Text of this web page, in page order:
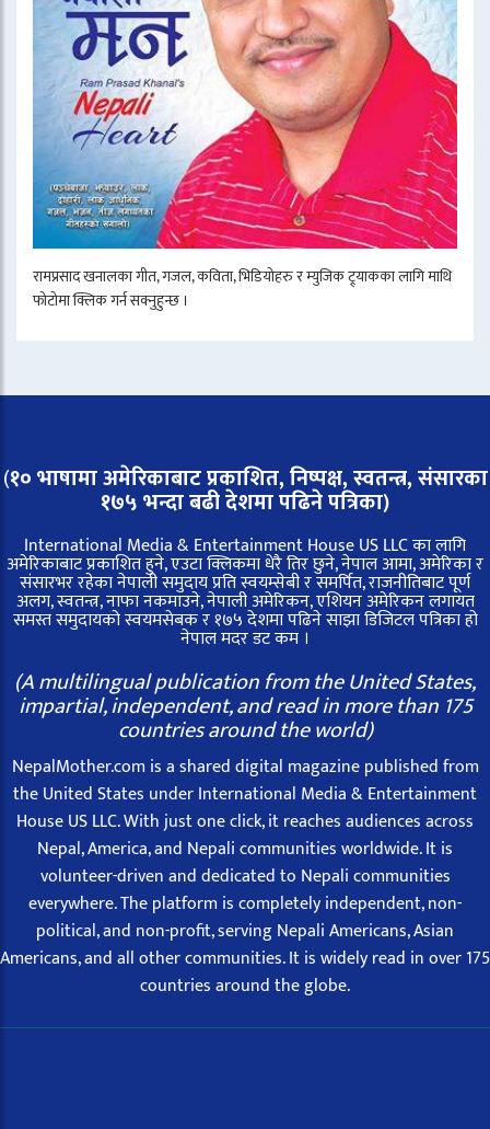
रामप्रसाद खनालका गीत, गजल, कविता, भिडियोहरु र म्युजिक ट्र्याकका लागि माथि
फोटोमा क्लिक गर्न सक्नुहुन्छ ।
(१० भाषामा अमेरिकाबाट प्रकाशित, निष्पक्ष, स्वतन्त्र,संसारका
१७५ भन्दा बढी देशमा पढिने पत्रिका)
International Media & Entertainment House US LLC का लागि
अमेरिकाबाट प्रकाशित हुने, एउटा क्लिकमा धेरै तिर छुने, नेपाल आमा, अमेरिका र
संसारभर रहेका नेपाली समुदाय प्रति स्वयम्सेबी र समर्पित, राजनीतिबाट पूर्ण
अलग, स्वतन्त्र, नाफा नकमाउने, नेपाली अमेरिकन, एशियन अमेरिकन लगायत
समस्त समुदायको स्वयमसेबक र १७५ देशमा पढिने साझा डिजिटल पत्रिका हो
नेपाल मदर डट कम ।
(A multilingual publication from the United States,
impartial, independent, and read in more than 175
countries around the world)
NepalMother.com is a shared digital magazine published from
the United States under International Media & Entertainment
House US LLC. With just one click, it reaches audiences across
Nepal, America, and Nepali communities worldwide. It is
volunteer-driven and dedicated to Nepali communities
everywhere. The platform is completely independent, non-
political, and non-profit, serving Nepali Americans, Asian
Americans, and all other communities. It is widely read in over 175
countries around the globe.